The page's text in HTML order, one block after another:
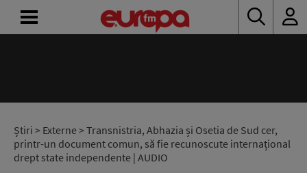
Știri > Externe> Transnistria, Abhazia și Osetia de Sud cer,
printr-un document comun, să fie recunoscute internațional
drept state independente | AUDIO
RADIO
CONCURSURI